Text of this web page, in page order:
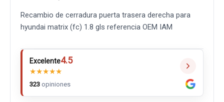
Recambio de cerradura puerta trasera derecha para
hyundai matrix (fc) 1.8 gls referencia OEM IAM
Excelente4.5
★★★★★
323 opiniones